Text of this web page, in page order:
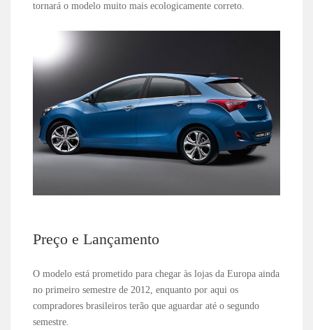
tornará o modelo muito mais ecologicamente correto.
Preço e Lançamento
O modelo está prometido para chegar às lojas da Europa ainda
no primeiro semestre de 2012, enquanto por aqui os
compradores brasileiros terão que aguardar até o segundo
semestre.